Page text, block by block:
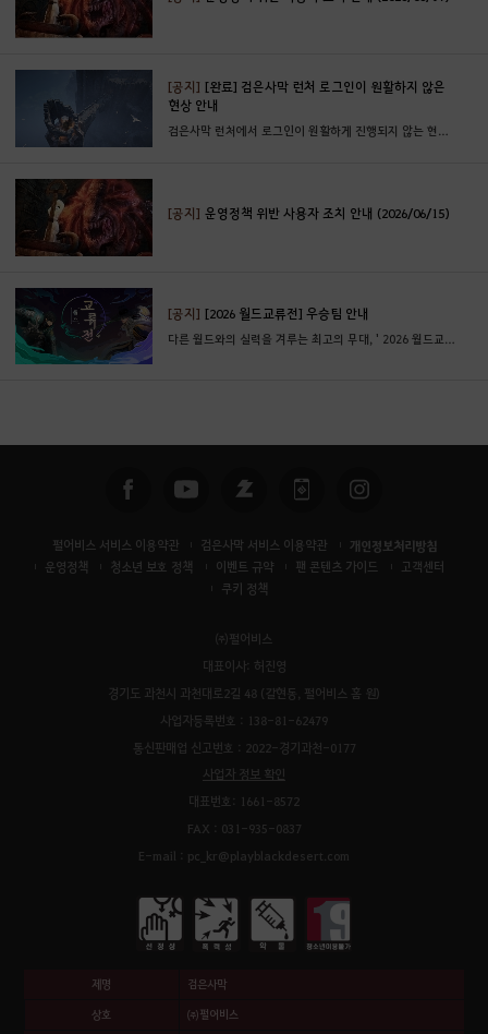
[공지] [완료] 검은사막 런처 로그인이 원활하지 않은
현상 안내
[공지] 운영정책 위반 사용자 조치 안내 (2026/06/15)
[공지] [2026 월드교류전] 우승팀 안내
다른 월드와의 실력을 겨루는 최고의 무대, ' 2026 월드교류전 우승팀 '을 소개합니다.
펄어비스 서비스 이용약관 검은사막 서비스 이용약관 개인정보처리방침
운영정책 청소년 보호 정책 이벤트 규약 팬 콘텐츠 가이드
고객센터
쿠키 정책
㈜펄어비스
대표이사: 허진영
경기도 과천시 과천대로2길 48 (갈현동, 펄어비스 홈 원)
사업자등록번호 : 138-81-62479
통신판매업 신고번호 : 2022-경기과천-0177
사업자 정보 확인
대표번호: 1661-8572
FAX : 031-935-0837
E-mail : pc_kr@playblackdesert.com
제명 검은사막
상호 ㈜펄어비스